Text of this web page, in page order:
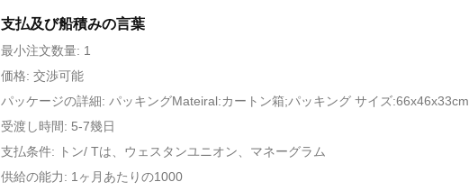
支払及び船積みの言葉
最小注文数量: 1
価格: 交渉可能
パッケージの詳細: パッキングMateiral:カートン箱;パッキング サイズ:66x46x33cm
受渡し時間: 5-7幾日
支払条件: トン/ Tは、ウェスタンユニオン、マネーグラム
供給の能力: 1ヶ月あたりの1000